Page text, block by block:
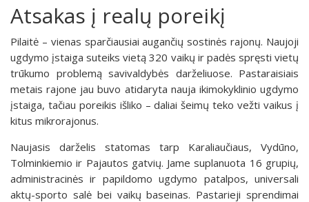
Atsakas į realų poreikį
Pilaitė – vienas sparčiausiai augančių sostinės rajonų. Naujoji
ugdymo įstaiga suteiks vietą 320 vaikų ir padės spręsti vietų
trūkumo problemą savivaldybės darželiuose. Pastaraisiais
metais rajone jau buvo atidaryta nauja ikimokyklinio ugdymo
įstaiga, tačiau poreikis išliko – daliai šeimų teko vežti vaikus į
kitus mikrorajonus.
Naujasis darželis statomas tarp Karaliaučiaus, Vydūno,
Tolminkiemio ir Pajautos gatvių. Jame suplanuota 16 grupių,
administracinės ir papildomo ugdymo patalpos, universali
aktų-sporto salė bei vaikų baseinas. Pastarieji sprendimai